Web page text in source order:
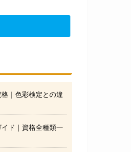
｜色彩検定との違
ド｜資格全種類一